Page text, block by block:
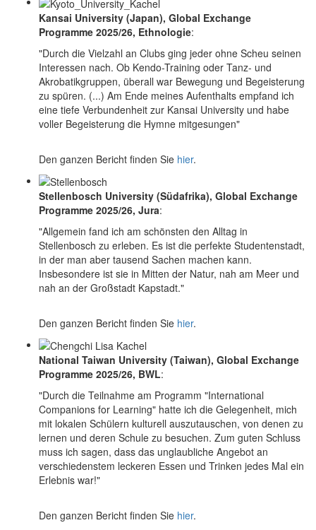
Kansai University (Japan), Global Exchange
Programme 2025/26, Ethnologie:
"Durch die Vielzahl an Clubs ging jeder ohne Scheu seinen
Interessen nach. Ob Kendo-Training oder Tanz- und
Akrobatikgruppen, überall war Bewegung und Begeisterung
zu spüren. (...) Am Ende meines Aufenthalts empfand ich
eine tiefe Verbundenheit zur Kansai University und habe
voller Begeisterung die Hymne mitgesungen"
Den ganzen Bericht finden Sie hier.
Stellenbosch University (Südafrika), Global Exchange
Programme 2025/26, Jura:
"Allgemein fand ich am schönsten den Alltag in
Stellenbosch zu erleben. Es ist die perfekte Studentenstadt,
in der man aber tausend Sachen machen kann.
Insbesondere ist sie in Mitten der Natur, nah am Meer und
nah an der Großstadt Kapstadt."
Den ganzen Bericht finden Sie hier.
National Taiwan University (Taiwan), Global Exchange
Programme 2025/26, BWL:
"Durch die Teilnahme am Programm "International
Companions for Learning" hatte ich die Gelegenheit, mich
mit lokalen Schülern kulturell auszutauschen, von denen zu
lernen und deren Schule zu besuchen. Zum guten Schluss
muss ich sagen, dass das unglaubliche Angebot an
verschiedenstem leckeren Essen und Trinken jedes Mal ein
Erlebnis war!"
Den ganzen Bericht finden Sie hier.